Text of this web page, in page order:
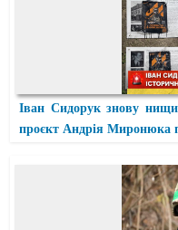
Іван Сидорук знову
проєкт Андрія Миронюка